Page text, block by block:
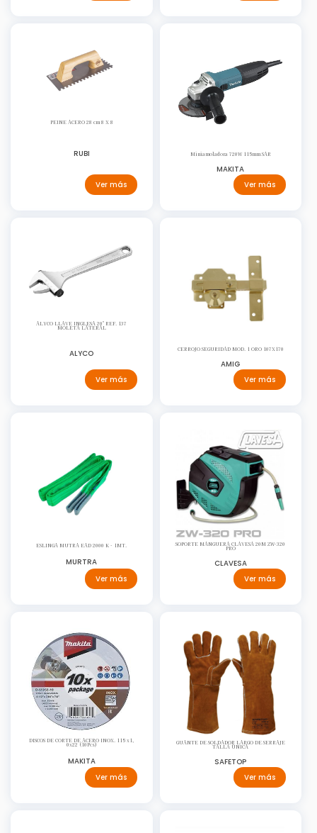
PEINE ACERO 28 cm 8 X 8
RUBI
Ver más
Miniamoladora 720W 115mm SAR
MAKITA
Ver más
ALYCO LLAVE INGLESA 20" REF. 137
MOLETA LATERAL
ALYCO
Ver más
CERROJO SEGURIDAD MOD. 1 ORO 107X170
AMIG
Ver más
ESLINGA MUTRA EAD 2000 K - 1MT.
MURTRA
Ver más
SOPORTE MANGUERA CLAVESA 20M ZW-320
PRO
CLAVESA
Ver más
DISCOS DE CORTE DE ACERO INOX. 115 x1,
0x22 (10Pcs)
MAKITA
Ver más
GUANTE DE SOLDADOR LARGO DE SERRAJE
TALLA ÚNICA
SAFETOP
Ver más